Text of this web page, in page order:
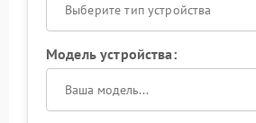
Выберите тип устройства
Модель устройства: